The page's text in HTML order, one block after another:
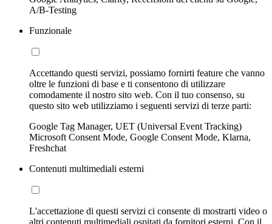
A/B-Testing
Funzionale
Accettando questi servizi, possiamo fornirti feature che vanno
oltre le funzioni di base e ti consentono di utilizzare
comodamente il nostro sito web. Con il tuo consenso, su
questo sito web utilizziamo i seguenti servizi di terze parti:
Google Tag Manager, UET (Universal Event Tracking)
Microsoft Consent Mode, Google Consent Mode, Klarna,
Freshchat
Contenuti multimediali esterni
L'accettazione di questi servizi ci consente di mostrarti video o
altri contenuti multimediali ospitati da fornitori esterni. Con il